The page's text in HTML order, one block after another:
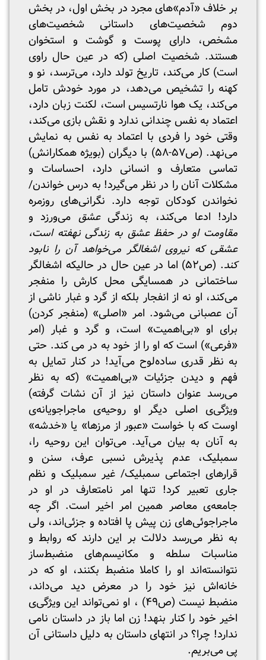
بر خلاف «آدم»‌های مجرد در بخش اول، در بخش
دوم شخصیت‌های داستانی شخصیت‌های
مشخص، دارای پوست و گوشت و استخوان
هستند. شخصیت اصلی (که در عین حال راوی
است) کار می‌کند، تاریخ تولد دارد، می‌ترسد، نو و
کهنه را تشخیص می‌دهد، در مورد خودش تامل
می‌کند، یک هوا نارتسیس است، لکنت زبان دارد،
اعتماد به نفس چندانی ندارد و نقش بازی می‌کند،
وقتی خود را فردی با اعتماد به نفس به نمایش
می‌نهد. (ص۵۷-۵۸) با دیگران (بویژه همکارانش)
تماسی متعارف و انسانی دارد، احساسات و
مشکلات آنان را در نظر می‌گیرد! به درس خواندن/
نخواندن کودکان توجه دارد. نگرانی‌های روزمره
دارد! ادعا می‌کند، به زندگیعشق می‌ورزد و
مقاومت او در حفظ عشق به زندگی نهفته است،
عشقی که نیروی اشغالگر می‌خواهد آن را نابود
کند
. (ص۵۲) اما در عین حال در حالیکه اشغالگر
ساختمانی در همسایگی محل کارش را منفجر
می‌کند، او نه از انفجار بلکه از گرد و غبار ناشی از
آن عصبانی می‌شود. امر «اصلی» (منفجر کردن)
برای او «بی‌اهمیت» است، و گرد و غبار (امر
«فرعی») است که او را از خود به در می کند. حتی
به نظر قدری ساده‌لوح می‌آید! در کنار تمایل به
فهم و دیدن جزئیات «بی‌اهمیت» (که به نظر
می‌رسد عنوان داستان نیز از آن نشات گرفته)
ویژگی‌ی اصلی دیگر او روحیه‌ی ماجراجویانه‌ی
اوست که با خواست «عبور از مرزها» یا «خدشه»
به آنان به بیان می‌آید. می‌توان این روحیه‌ را،
سمبلیک، عدم پذیرش نسبی عرف، سنن و
قرارهای اجتماعی سمبلیک/ غیر سمبلیک و نظم
جاری تعبیر کرد! تنها امر نامتعارف در او در
جامعه‌ی معاصر همین امر اخیر است. اگر چه
ماجراجوئی‌های زن پیش پا افتاده‌ و جزئی‌اند، ولی
به نظر می‌رسد دلالت بر این دارند که روابط و
مناسبات سلطه و مکانیسم‌های منضبط‌ساز
نتوانسته‌اند او را کاملا منضبط بکنند، او که در
خانه‌اش نیز خود را در معرض دید می‌داند،
منضبط نیست (ص۴۹) ، او نمی‌تواند این ویژگی‌ی
اخیر خود را کنار بنهد! زن اما باز در داستان نامی
ندارد! چرا؟ در انتهای داستان به دلیل داستانی آن
پی می‌بریم.